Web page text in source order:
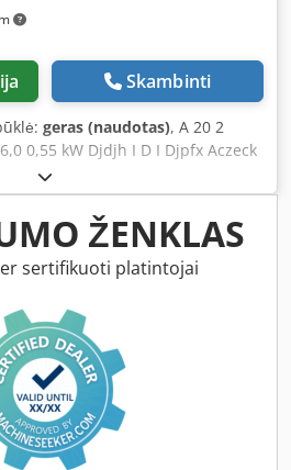
0CE21-8AA0, 2023-03.
Skambinti
geras (naudotas), A 20 2
0,55 kW Djdjh I D I Djpfx Aczeck
ékpálya Ferdefogazású
29,2 Beépítési pozíció: VB
ŽENKLAS
sertifikuoti platintojai